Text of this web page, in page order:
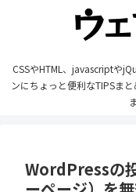
CSSやHTML、javascriptや
ンにちょっと便利なTIPSま
WordPressの